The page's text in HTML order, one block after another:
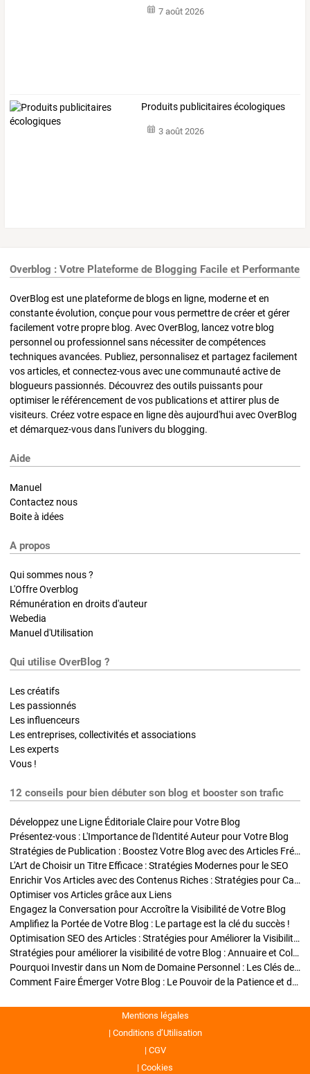
7 août 2026
Produits publicitaires écologiques
3 août 2026
Overblog : Votre Plateforme de Blogging Facile et Performante
OverBlog est une plateforme de blogs en ligne, moderne et en
constante évolution, conçue pour vous permettre de créer et gérer
facilement votre propre blog. Avec OverBlog, lancez votre blog
personnel ou professionnel sans nécessiter de compétences
techniques avancées. Publiez, personnalisez et partagez facilement
vos articles, et connectez-vous avec une communauté active de
blogueurs passionnés. Découvrez des outils puissants pour
optimiser le référencement de vos publications et attirer plus de
visiteurs. Créez votre espace en ligne dès aujourd'hui avec OverBlog
et démarquez-vous dans l'univers du blogging.
Aide
Manuel
Contactez nous
Boite à idées
A propos
Qui sommes nous ?
L'Offre Overblog
Rémunération en droits d'auteur
Webedia
Manuel d'Utilisation
Qui utilise OverBlog ?
Les créatifs
Les passionnés
Les influenceurs
Les entreprises, collectivités et associations
Les experts
Vous !
12 conseils pour bien débuter son blog et booster son trafic
Développez une Ligne Éditoriale Claire pour Votre Blog
Présentez-vous : L'Importance de l'Identité Auteur pour Votre Blog
Stratégies de Publication : Boostez Votre Blog avec des Articles Fréquents et Exclusifs
L'Art de Choisir un Titre Efficace : Stratégies Modernes pour le SEO
Enrichir Vos Articles avec des Contenus Riches : Stratégies pour Captiver et Optimiser
Optimiser vos Articles grâce aux Liens
Engagez la Conversation pour Accroître la Visibilité de Votre Blog
Amplifiez la Portée de Votre Blog : Le partage est la clé du succès !
Optimisation SEO des Articles : Stratégies pour Améliorer la Visibilité de Votre Blog
Stratégies pour améliorer la visibilité de votre Blog : Annuaire et Collaborations
Pourquoi Investir dans un Nom de Domaine Personnel : Les Clés de la Réussite de Votre Blog
Comment Faire Émerger Votre Blog : Le Pouvoir de la Patience et de la Persévérance
Mentions légales
Conditions d’Utilisation
CGV
Cookies